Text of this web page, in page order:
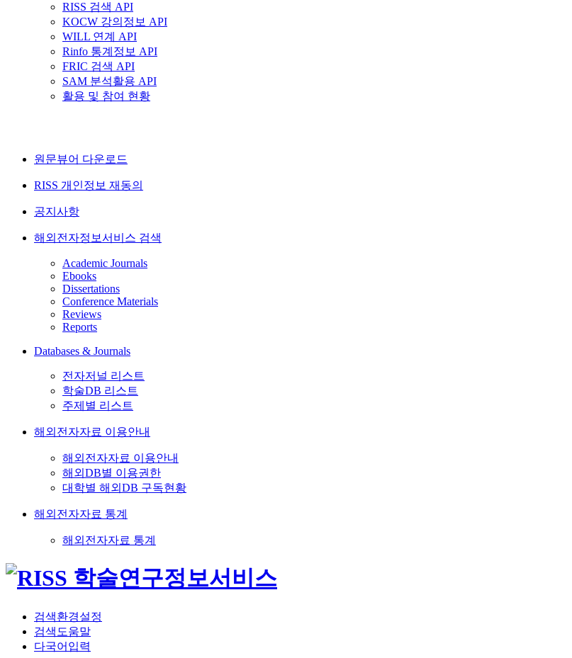
RISS 검색 API
KOCW 강의정보 API
WILL 연계 API
Rinfo 통계정보 API
FRIC 검색 API
SAM 분석활용 API
활용 및 참여 현황
원문뷰어 다운로드
RISS 개인정보 재동의
공지사항
해외전자정보서비스 검색
Academic Journals
Ebooks
Dissertations
Conference Materials
Reviews
Reports
Databases & Journals
전자저널 리스트
학술DB 리스트
주제별 리스트
해외전자자료 이용안내
해외전자자료 이용안내
해외DB별 이용권한
대학별 해외DB 구독현황
해외전자자료 통계
해외전자자료 통계
검색환경설정
검색도움말
다국어입력